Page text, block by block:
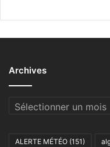
Archives
Archives
ALERTE MÉTÉO (151)